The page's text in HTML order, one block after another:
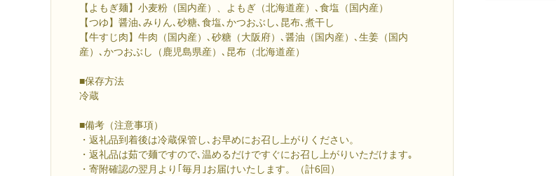
【よもぎ麺】小麦粉（国内産）、よもぎ（北海道産）､食塩（国内産）
【つゆ】醤油､みりん､砂糖､食塩､かつおぶし､昆布､煮干し
【牛すじ肉】牛肉（国内産）､砂糖（大阪府）､醤油（国内産）､生姜（国内
産）､かつおぶし（鹿児島県産）､昆布（北海道産）
■保存方法
冷蔵
■備考（注意事項）
・返礼品到着後は冷蔵保管し､お早めにお召し上がりください。
・返礼品は茹で麺ですので､温めるだけですぐにお召し上がりいただけます｡
・寄附確認の翌月より｢毎月｣お届けいたします。（計6回）